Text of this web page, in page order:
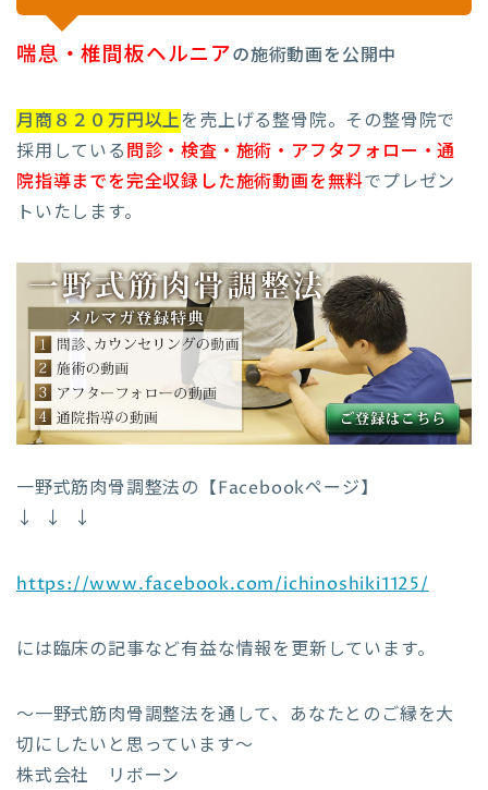
喘息・椎間板ヘルニアの施術動画を公開中
月商８２０万円以上を売上げる整骨院。その整骨院で
採用している 問診・検査・施術・アフタフォロー・通
院指導までを完全収録した施術動画を無料でプレゼン
トいたします。
一野式筋肉骨調整法の【Facebookページ】
↓ ↓ ↓
https://www.facebook.com/ichinoshiki1125/
には臨床の記事など有益な情報を更新しています。
～一野式筋肉骨調整法を通して、あなたとのご縁を大
切にしたいと思っています～
株式会社 リボーン